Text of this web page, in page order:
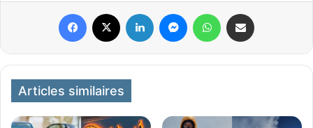
Articles similaires